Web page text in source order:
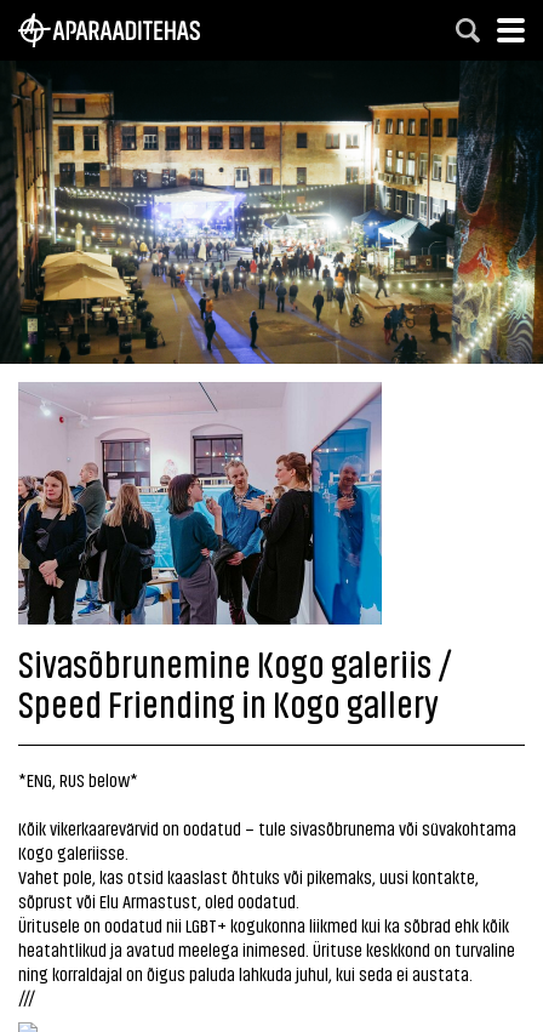
Sivasõbrunemine Kogo galeriis /
Speed Friending in Kogo gallery
*ENG, RUS below*
Kõik vikerkaarevärvid on oodatud – tule sivasõbrunema või süvakohtama
Kogo galeriisse.
Vahet pole, kas otsid kaaslast õhtuks või pikemaks, uusi kontakte,
sõprust või Elu Armastust, oled oodatud.
Üritusele on oodatud nii LGBT+ kogukonna liikmed kui ka sõbrad ehk kõik
heatahtlikud ja avatud meelega inimesed. Ürituse keskkond on turvaline
ning korraldajal on õigus paluda lahkuda juhul, kui seda ei austata.
///